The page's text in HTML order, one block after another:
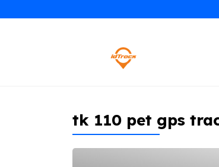
to
tk 110 pet gps